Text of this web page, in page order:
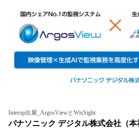
を
読
み
中
Interop出展_ArgosViewとWisSight
パナソニック デジタル株式会社（